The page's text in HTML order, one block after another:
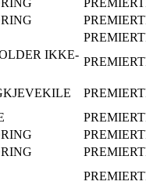
IKKE-